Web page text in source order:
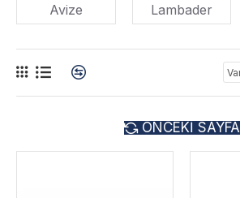
Avize Lambader
ÖNCEKI SAYFA